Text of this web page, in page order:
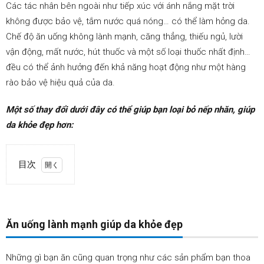
Các tác nhân bên ngoài như tiếp xúc với ánh nắng mặt trời
không được bảo vệ, tắm nước quá nóng… có thể làm hỏng da.
Chế độ ăn uống không lành mạnh, căng thẳng, thiếu ngủ, lười
vận động, mất nước, hút thuốc và một số loại thuốc nhất định…
đều có thể ảnh hưởng đến khả năng hoạt động như một hàng
rào bảo vệ hiệu quả của da.
Một số thay đổi dưới đây có thể giúp bạn loại bỏ nếp nhăn, giúp
da khỏe đẹp hơn:
目次
0.1.
Ăn
giúp
da
đẹp
Ăn uống lành mạnh giúp da khỏe đẹp
Những gì bạn ăn cũng quan trọng như các sản phẩm bạn thoa